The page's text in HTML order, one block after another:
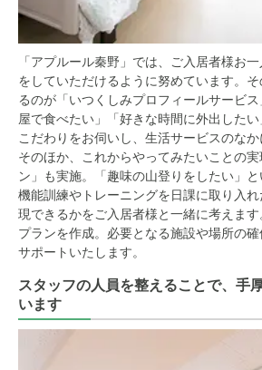
「アプルール秦野」では、ご入居者様お
をしていただけるように努めています。
るのが「いつくしみプロフィールサービ
屋で食べたい」「好きな時間に外出した
こだわりをお伺いし、生活サービスのなか
そのほか、これからやってみたいことの
ン」も実施。「趣味の山登りをしたい」
機能訓練やトレーニングを日課に取り入
現できるかをご入居者様と一緒に考えま
プランを作成。必要となる施設や場所の
サポートいたします。
スタッフの人員を整えることで、手
います